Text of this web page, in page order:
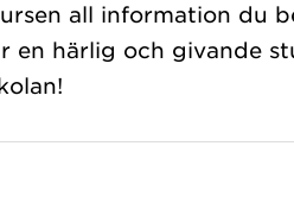
all information du
en härlig och givande